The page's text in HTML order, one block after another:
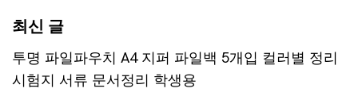
최신 글
투명 파일파우치 A4 지퍼 파일백 5개입 컬러별 정리
시험지 서류 문서정리 학생용